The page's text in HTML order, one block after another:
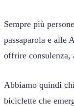
Sempre più
passaparola e alle
offrire consulenza,
Abbiamo quindi
biciclette che